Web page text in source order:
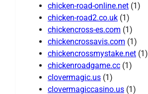
chicken-road-online.net (1)
chicken-road2.co.uk (1)
chickencross-es.com (1)
chickencrossavis.com (1)
chickencrossmystake.net (1)
chickenroadgame.cc (1)
clovermagic.us (1)
clovermagiccasino.us (1)